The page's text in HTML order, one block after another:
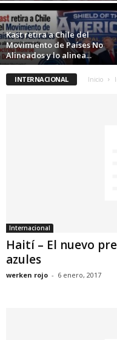
Kast retira a Chile del
Movimiento de Países No
Alineados y lo alinea...
INTERNACIONAL Inicio
Internacional
Haití – El nuevo
azules
werken rojo - 6 enero, 2017